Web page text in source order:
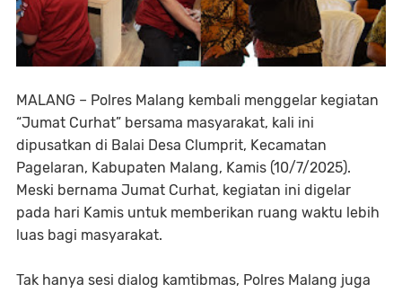
MALANG – Polres Malang kembali menggelar kegiatan
“Jumat Curhat” bersama masyarakat, kali ini
dipusatkan di Balai Desa Clumprit, Kecamatan
Pagelaran, Kabupaten Malang, Kamis (10/7/2025).
Meski bernama Jumat Curhat, kegiatan ini digelar
pada hari Kamis untuk memberikan ruang waktu lebih
luas bagi masyarakat.
Tak hanya sesi dialog kamtibmas, Polres Malang juga